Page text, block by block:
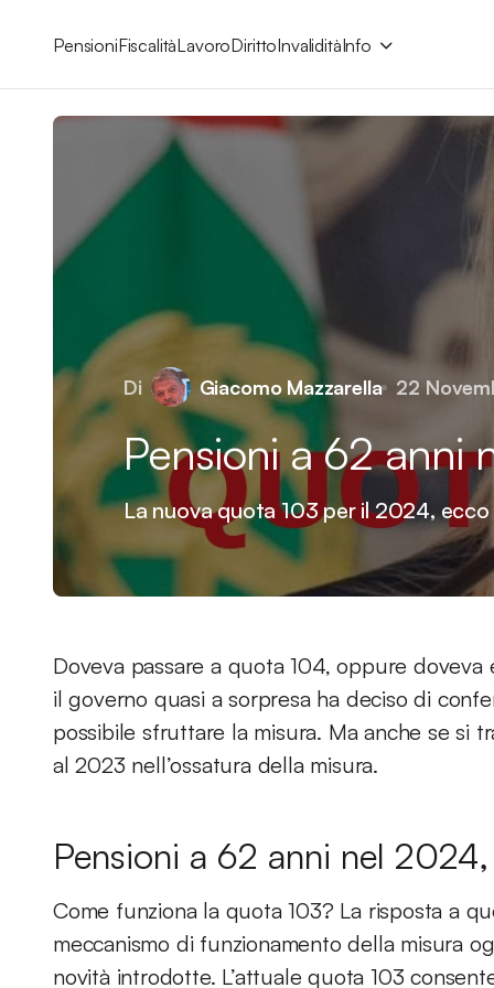
PensioniFiscalitàLavoroDirittoInvaliditàInfo
Di Giacomo Mazzarella 22
Pensioni a 62 anni
La nuova quota 103 per il 2024,
Doveva passare a quota 104, oppure
il governo quasi a sorpresa ha deciso di
possibile sfruttare la misura. Ma anche se si
al 2023 nell’ossatura della misura.
Pensioni a 62 anni nel
Come funziona la quota 103? La risposta a
meccanismo di funzionamento della misura
novità introdotte. L’attuale quota 103